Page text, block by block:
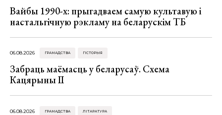
Вайбы 1990-х: прыгадваем самую культавую і
настальгічную рэкламу на беларускім ТБ
06.08.2026 ГРАМАДСТВА ГІСТОРЫЯ
Забраць маёмасць у беларусаў. Схема
Кацярыны ІІ
06.08.2026 ГРАМАДСТВА ЛІТАРАТУРА